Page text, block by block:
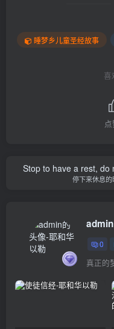
睡梦乡儿童圣经故事
喜
Stop to have a rest, do
停下来休息
admin
0
真正的